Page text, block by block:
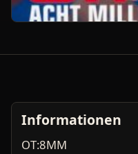
Informationen
OT:8MM